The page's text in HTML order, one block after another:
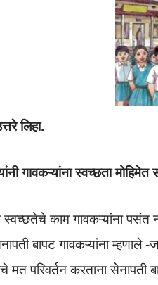
लिहा.
गावकऱ्यांना स्वच्छता
स्वच्छतेचे काम गावकऱ्यांना
बापट गावकऱ्यांना
मत परिवर्तन करताना सेनापती